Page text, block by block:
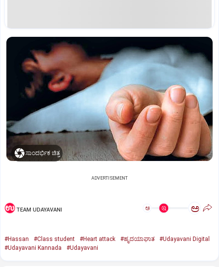
ಸಾಂದರ್ಭಿಕ ಚಿತ್ರ
ADVERTISEMENT
TEAM UDAYAVANI ಅ ಅ
#Hassan #Class student #Heart attack #ಹೃದಯಾಘಾತ
#Udayavani Digital
#Udayavani Kannada
#Udayavani